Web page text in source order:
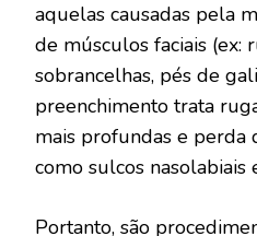
aquelas causadas pela
de músculos faciais (ex:
sobrancelhas, pés de
preenchimento trata
mais profundas e perda
como sulcos nasolabiais
Portanto, são